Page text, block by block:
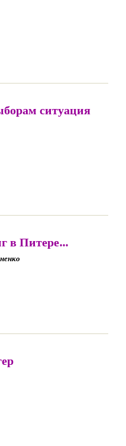
ситуация
в Питере...